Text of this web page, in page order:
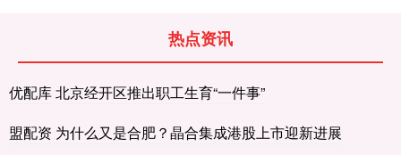
热点资讯
优配库 北京经开区推出职工生育“一件事”
盟配资 为什么又是合肥？晶合集成港股上市迎新进展